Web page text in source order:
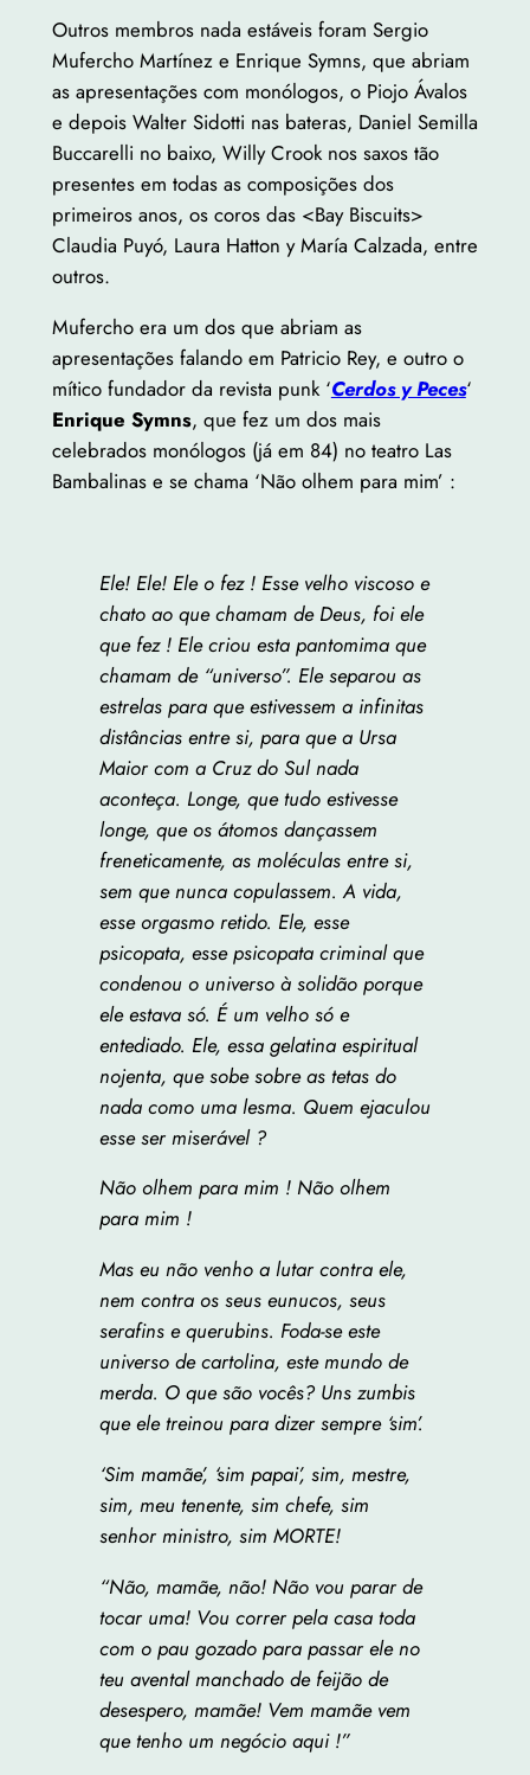
Outros membros nada estáveis foram Sergio
Mufercho Martínez e Enrique Symns, que abriam
as apresentações com monólogos, o Piojo Ávalos
e depois Walter Sidotti nas bateras, Daniel Semilla
Buccarelli no baixo, Willy Crook nos saxos tão
presentes em todas as composições dos
primeiros anos, os coros das <Bay Biscuits>
Claudia Puyó, Laura Hatton y María Calzada, entre
outros.
Mufercho era um dos que abriam as
apresentações falando em Patricio Rey, e outro o
mítico fundador da revista punk ‘Cerdos y Peces‘
Enrique Symns, que fez um dos mais
celebrados monólogos (já em 84) no teatro Las
Bambalinas e se chama ‘Não olhem para mim’ :
Ele! Ele! Ele o fez ! Esse velho viscoso e
chato ao que chamam de Deus, foi ele
que fez ! Ele criou esta pantomima que
chamam de “universo”. Ele separou as
estrelas para que estivessem a infinitas
distâncias entre si, para que a Ursa
Maior com a Cruz do Sul nada
aconteça. Longe, que tudo estivesse
longe, que os átomos dançassem
freneticamente, as moléculas entre si,
sem que nunca copulassem. A vida,
esse orgasmo retido. Ele, esse
psicopata, esse psicopata criminal que
condenou o universo à solidão porque
ele estava só. É um velho só e
entediado. Ele, essa gelatina espiritual
nojenta, que sobe sobre as tetas do
nada como uma lesma. Quem ejaculou
esse ser miserável ?
Não olhem para mim ! Não olhem
para mim !
Mas eu não venho a lutar contra ele,
nem contra os seus eunucos, seus
serafins e querubins. Foda-se este
universo de cartolina, este mundo de
merda. O que são vocês? Uns zumbis
que ele treinou para dizer sempre ‘sim’.
‘Sim mamãe’, ‘sim papai’, sim, mestre,
sim, meu tenente, sim chefe, sim
senhor ministro, sim MORTE!
“Não, mamãe, não! Não vou parar de
tocar uma! Vou correr pela casa toda
com o pau gozado para passar ele no
teu avental manchado de feijão de
desespero, mamãe! Vem mamãe vem
que tenho um negócio aqui !”